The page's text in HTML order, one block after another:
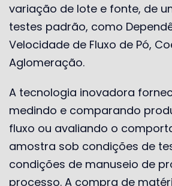
variação de lote e fonte, de
testes padrão, como
Velocidade de Fluxo de Pó,
Aglomeração.
A tecnologia inovadora
medindo e comparando
fluxo ou avaliando o
amostra sob condições de
condições de manuseio de
processo. A compra de